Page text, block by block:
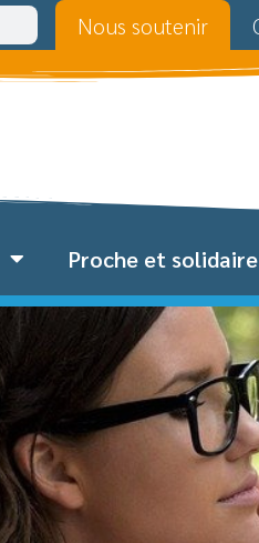
Nous soutenir
Proche et solidaire